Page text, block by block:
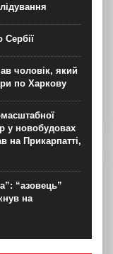
чоловік, який
по Харкову
у новобудовах
на Прикарпатті,
“азовець”
на